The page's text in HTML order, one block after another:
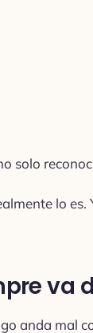
solo
lo es.
va
anda mal